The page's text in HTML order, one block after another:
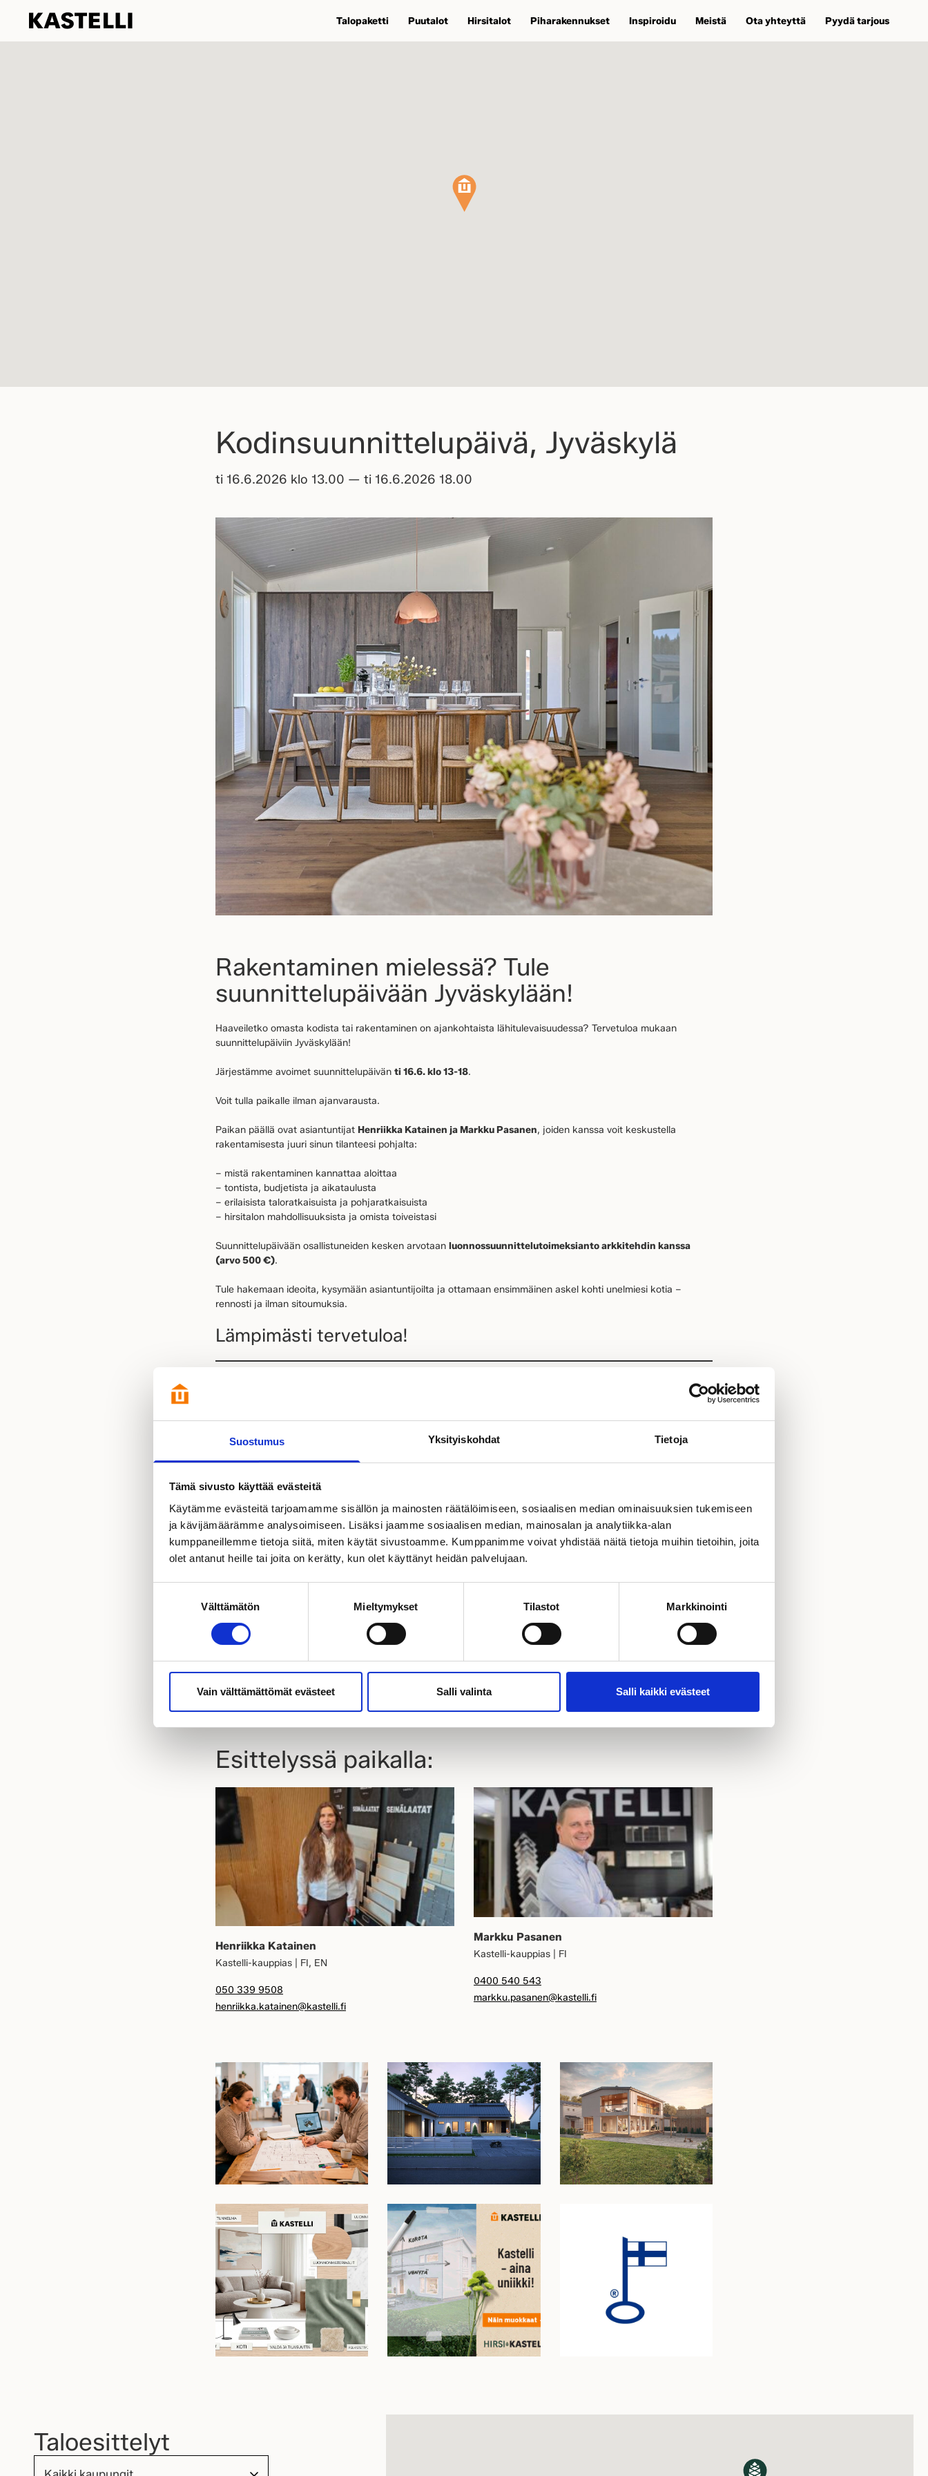
Suostumus Yksityiskohdat Tietoja
Tämä sivusto käyttää evästeitä
Käytämme evästeitä tarjoamamme sisällön ja mainosten räätälöimiseen, sosiaalisen median ominaisuuksien tukemiseen
ja kävijämäärämme analysoimiseen. Lisäksi jaamme sosiaalisen median, mainosalan ja analytiikka-alan
kumppaneillemme tietoja siitä, miten käytät sivustoamme. Kumppanimme voivat yhdistää näitä tietoja muihin tietoihin, joita
olet antanut heille tai joita on kerätty, kun olet käyttänyt heidän palvelujaan.
Välttämätön Mieltymykset Tilastot Markkinointi
Vain välttämättömät evästeet Salli valinta Salli kaikki evästeet
Talopaketti Puutalot Hirsitalot Piharakennukset Inspiroidu Meistä Ota yhteyttä Pyydä tarjous
Kodinsuunnittelupäivä, Jyväskylä
ti 16.6.2026 klo 13.00 — ti 16.6.2026 18.00
Rakentaminen mielessä? Tule
suunnittelupäivään Jyväskylään!
Haaveiletko omasta kodista tai rakentaminen on ajankohtaista lähitulevaisuudessa? Tervetuloa mukaan
suunnittelupäiviin Jyväskylään!
Järjestämme avoimet suunnittelupäivän ti 16.6. klo 13-18.
Voit tulla paikalle ilman ajanvarausta.
Paikan päällä ovat asiantuntijat Henriikka Katainen ja Markku Pasanen, joiden kanssa voit keskustella
rakentamisesta juuri sinun tilanteesi pohjalta:
– mistä rakentaminen kannattaa aloittaa
– tontista, budjetista ja aikataulusta
– erilaisista taloratkaisuista ja pohjaratkaisuista
– hirsitalon mahdollisuuksista ja omista toiveistasi
Suunnittelupäivään osallistuneiden kesken arvotaan luonnossuunnittelutoimeksianto arkkitehdin kanssa
(arvo 500 €).
Tule hakemaan ideoita, kysymään asiantuntijoilta ja ottamaan ensimmäinen askel kohti unelmiesi kotia –
rennosti ja ilman sitoumuksia.
Lämpimästi tervetuloa!
Nyt on erinomainen hetki aloittaa rakennusprojektin suunnittelu. Tule juttelemaan omista toiveistasi – autamme
Kesäetu:7 000 euroa terassirahaa!
Pyydä tarjous muuttovalmiista puu- tai hirsitalosta nyt ja hyödynnä kesätarjous vaikkapa tulevan terassisi
laajennukseen, lasitukseen tai valaistukseen!Kysy lisää lähimmältä kauppiaaltasi!
Pyydä tarjous ja aloitetaan suunnittelu!
Taloesittelyn osoite
Vasarakatu 1
NÄYTÄ AJO-OHJEET
Esittelyssä paikalla:
Henriikka Katainen
Kastelli-kauppias | FI, EN
050 339 9508
henriikka.katainen@kastelli.fi
Markku Pasanen
Kastelli-kauppias | FI
0400 540 543
markku.pasanen@kastelli.fi
Taloesittelyt